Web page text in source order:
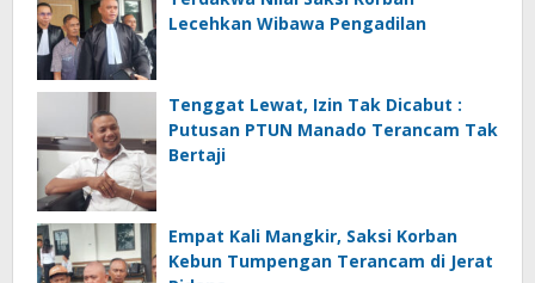
Lecehkan Wibawa Pengadilan
Tenggat Lewat, Izin Tak Dicabut :
Putusan PTUN Manado Terancam Tak
Bertaji
Empat Kali Mangkir, Saksi Korban
Kebun Tumpengan Terancam di Jerat